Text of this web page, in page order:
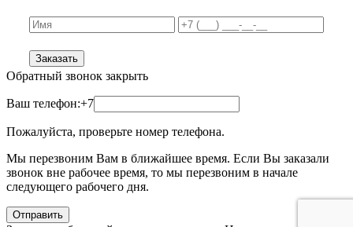
Заказать
Обратный звонок закрыть
Ваш телефон:+7
Пожалуйста, проверьте номер телефона.
Мы перезвоним Вам в ближайшее время. Если Вы заказали
звонок вне рабочее время, то мы перезвоним в начале
следующего рабочего дня.
Отправить